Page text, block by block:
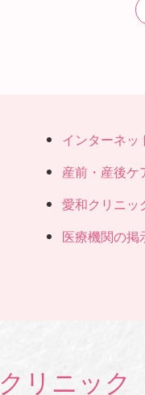
インターネッ
産前・産後ケ
愛和クリニッ
医療機関の掲
リニック